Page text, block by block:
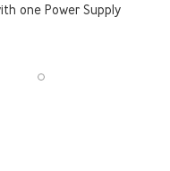
one Power Supply